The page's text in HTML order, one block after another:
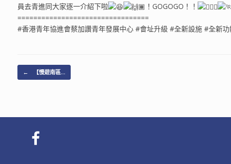
員去青進同大家逐一介紹下啦
！GOGOGO！！
=================================
#香港青年協進會蔡加讚青年發展中心 #會址升級 #全新設施 #全新
Post navigation
← 【慢遊南區…